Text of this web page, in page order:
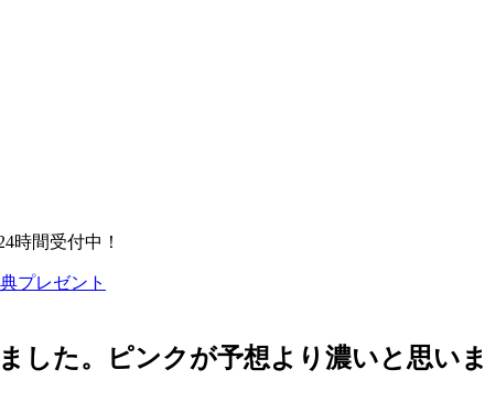
時間受付中！
した。ピンクが予想より濃いと思い